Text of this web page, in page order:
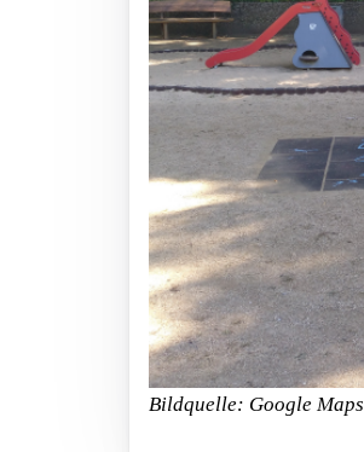
Bildquelle: Google Maps